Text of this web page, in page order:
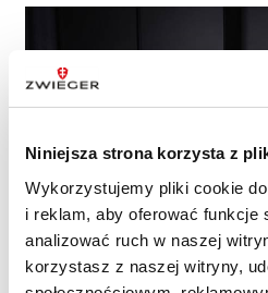
Niniejsza strona korzysta z
Wykorzystujemy pliki cookie
i reklam, aby oferować funkcje
analizować ruch w naszej
korzystasz z naszej witryny,